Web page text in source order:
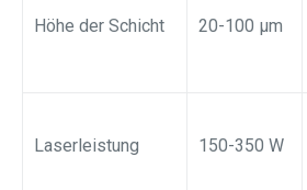
Höhe der Schicht 20-100 μm
Laserleistung 150-350 W